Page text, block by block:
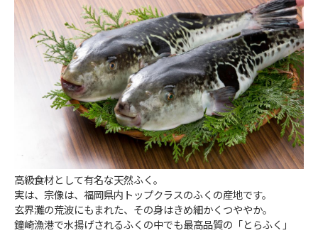
高級食材として有名な天然ふく。
実は、宗像は、福岡県内トップクラスのふくの産地です。
玄界灘の荒波にもまれた、その身はきめ細かくつややか。
鐘崎漁港で水揚げされるふくの中でも最高品質の「とらふく」